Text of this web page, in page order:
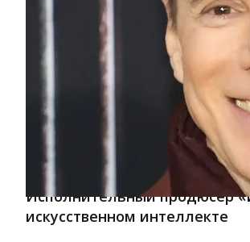
Исполнительный продюсер
искусственном интеллекте